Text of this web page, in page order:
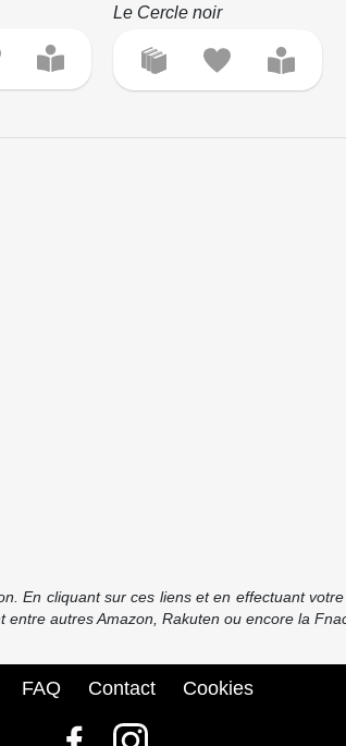
Le Cercle noir
En cliquant sur ces liens et en effectuant
autres Amazon, Rakuten ou encore la
FAQ Contact Cookies